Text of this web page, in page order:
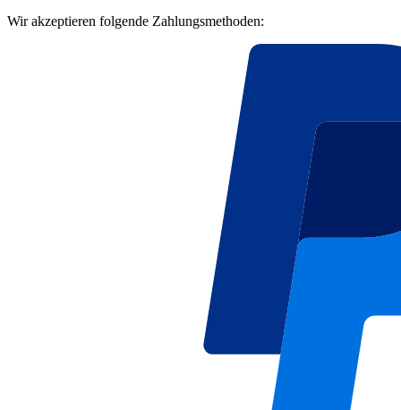
Wir akzeptieren folgende Zahlungsmethoden: